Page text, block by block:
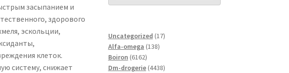
засыпанием и
здорового
эскольции,
клеток.
систему, снижает
Uncategorized 1717
Alfa-omega 138138
Boiron 61626162
товара
Dm-drogerie 44384438